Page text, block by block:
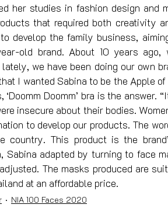
her studies in fashion design and
that required both creativity
develop the family business,
old brand. About 10 years ago,
we have been doing our own
I wanted Sabina to be the Apple
‘Doomm Doomm’ bra is the answer.
insecure about their bodies.
to develop our products. The
country. This product is the
Sabina adapted by turning to face
The masks produced are
at an affordable price.
NIA 100 Faces 2020